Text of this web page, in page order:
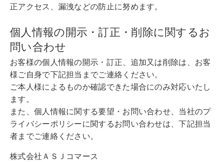
正アクセス、漏洩などの防止に努めます。
個人情報の開示・訂正・削除に関するお
問い合わせ
お客様の個人情報の開示・訂正、追加又は削除は、お客
様ご自身で下記担当までご連絡ください。
ご本人様によるものか確認できた場合にのみ対応いたし
ます。
また、個人情報に関する要望・お問い合わせ、当社のプ
ライバシーポリシーに関するお問い合わせは、下記担当
者までご連絡ください。
株式会社ＡＳＪコマース